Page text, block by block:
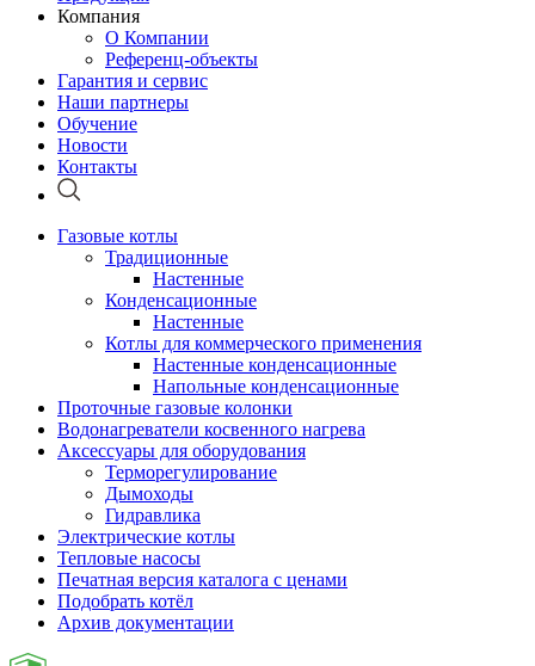
Компания
О Компании
Референц-объекты
Гарантия и сервис
Наши партнеры
Обучение
Новости
Контакты
Газовые котлы
Традиционные
Настенные
Конденсационные
Настенные
Котлы для коммерческого применения
Настенные конденсационные
Напольные конденсационные
Проточные газовые колонки
Водонагреватели косвенного нагрева
Аксессуары для оборудования
Терморегулирование
Дымоходы
Гидравлика
Электрические котлы
Тепловые насосы
Печатная версия каталога с ценами
Подобрать котёл
Архив документации